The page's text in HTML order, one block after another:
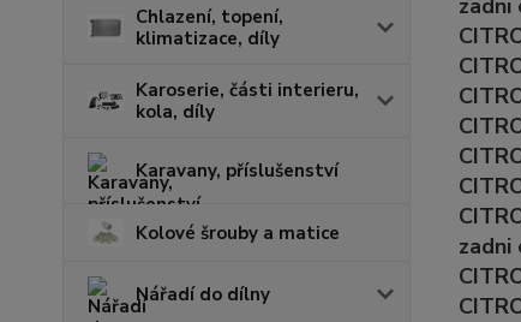
Chlazení, topení,
klimatizace, díly
Karoserie, části interieru,
kola, díly
Karavany, příslušenství
Kolové šrouby a matice
Nářadí do dílny
zadni
zadni